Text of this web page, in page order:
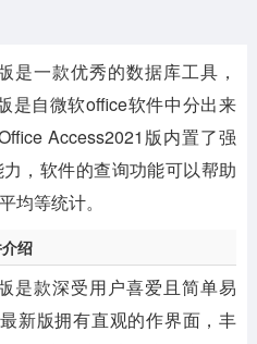
应用
是一款优秀的数据库工具，
是自微软office软件中分出来
Access2021版内置了强
，软件的查询功能可以帮助
均等统计。
绍
是款深受用户喜爱且简单易
新版拥有直观的作界面，丰